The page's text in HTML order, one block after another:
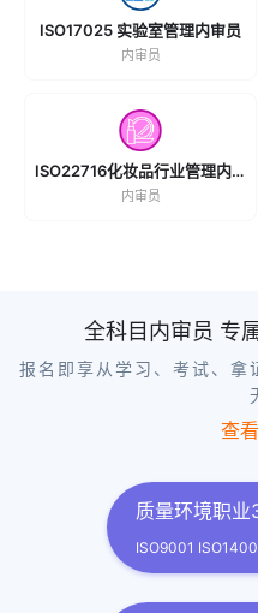
ISO17025 实验室管理内审员
内审员
ISO22716化妆品行业管理内审员
内审员
全科目内审员 专
报名即享从学习、考试、拿
查
质量环境职业
ISO9001